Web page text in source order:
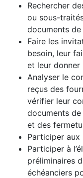
Rechercher
ou sous-
documents
Faire les
besoin, leur
et leur donner
Analyser le
reçus des
vérifier leur
documents
et des
Participer aux
Participer à
préliminaires
échéanciers